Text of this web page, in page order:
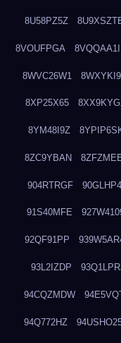
8U58PZ5Z
8VOUFPGA 8VQQAA1I
8WVC26W1
8XP25X65
8YM48I9Z
8ZC9YBAN
904RTRGF
91S40MFE
92QF91PP
93L2IZDP
94CQZMDW
94Q772HZ